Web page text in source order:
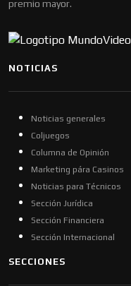
premio mayor.
NOTICIAS
Noticias generales
Coljuegos
Columna de Opinión
Marketing pára Casinos
Noticias para Técnicos
Sección Jurídica
Sección Financiera
Sección Internacional
SECCIONES